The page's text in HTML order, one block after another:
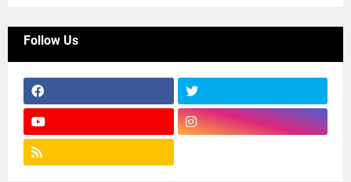
Follow Us